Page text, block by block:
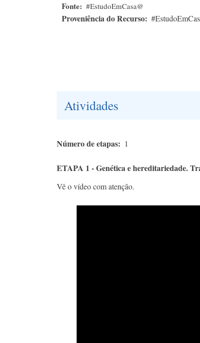
Fonte #EstudoEmCasa@
Proveniência do Recurso
Atividades
Número de etapas 1
ETAPA 1 - Genética e hereditariedade.
Vê o vídeo com atenção.